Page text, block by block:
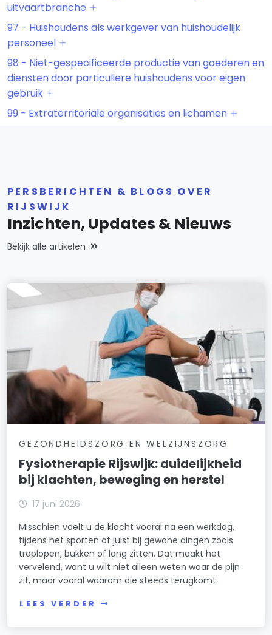
uitvaartbranche
97 - Huishoudens als werkgever van huishoudelijk
personeel
98 - Niet-gespecificeerde productie van goederen en
diensten door particuliere huishoudens voor eigen
gebruik
99 - Extraterritoriale organisaties en lichamen
PERSBERICHTEN & BLOGS OVER
RIJSWIJK
Inzichten, Updates & Nieuws
Bekijk alle artikelen
GEZONDHEIDSZORG EN WELZIJNSZORG
Fysiotherapie Rijswijk: duidelijkheid
bij klachten, beweging en herstel
17 juni 2026
Misschien voelt u de klacht vooral na een werkdag,
tijdens het sporten of juist bij gewone dingen zoals
traplopen, bukken of lang zitten. Dat maakt het
vervelend, want u wilt niet alleen weten waar de pijn
zit, maar vooral waarom die steeds terugkomt
LEES VERDER